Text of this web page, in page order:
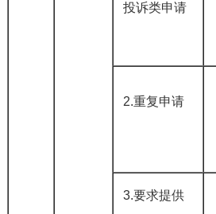
投诉类申请
2.重复申请
3.要求提供